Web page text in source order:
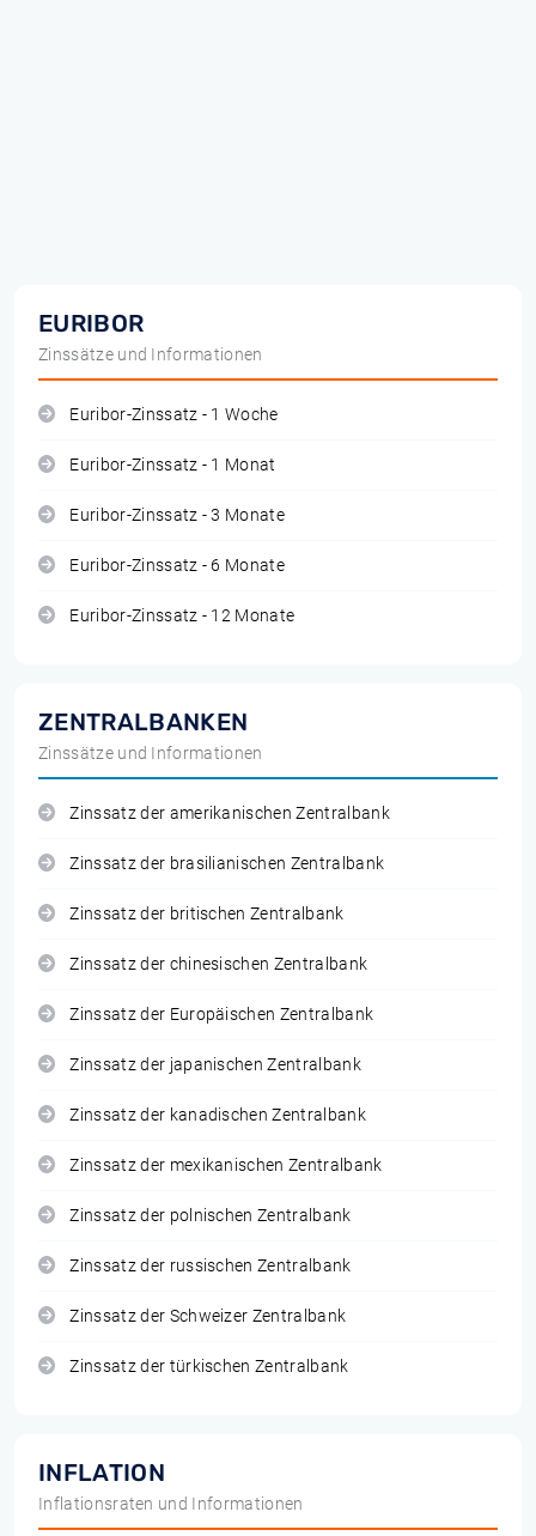
EURIBOR
Zinssätze und Informationen
Euribor-Zinssatz - 1 Woche
Euribor-Zinssatz - 1 Monat
Euribor-Zinssatz - 3 Monate
Euribor-Zinssatz - 6 Monate
Euribor-Zinssatz - 12 Monate
ZENTRALBANKEN
Zinssätze und Informationen
Zinssatz der amerikanischen Zentralbank
Zinssatz der brasilianischen Zentralbank
Zinssatz der britischen Zentralbank
Zinssatz der chinesischen Zentralbank
Zinssatz der Europäischen Zentralbank
Zinssatz der japanischen Zentralbank
Zinssatz der kanadischen Zentralbank
Zinssatz der mexikanischen Zentralbank
Zinssatz der polnischen Zentralbank
Zinssatz der russischen Zentralbank
Zinssatz der Schweizer Zentralbank
Zinssatz der türkischen Zentralbank
INFLATION
Inflationsraten und Informationen